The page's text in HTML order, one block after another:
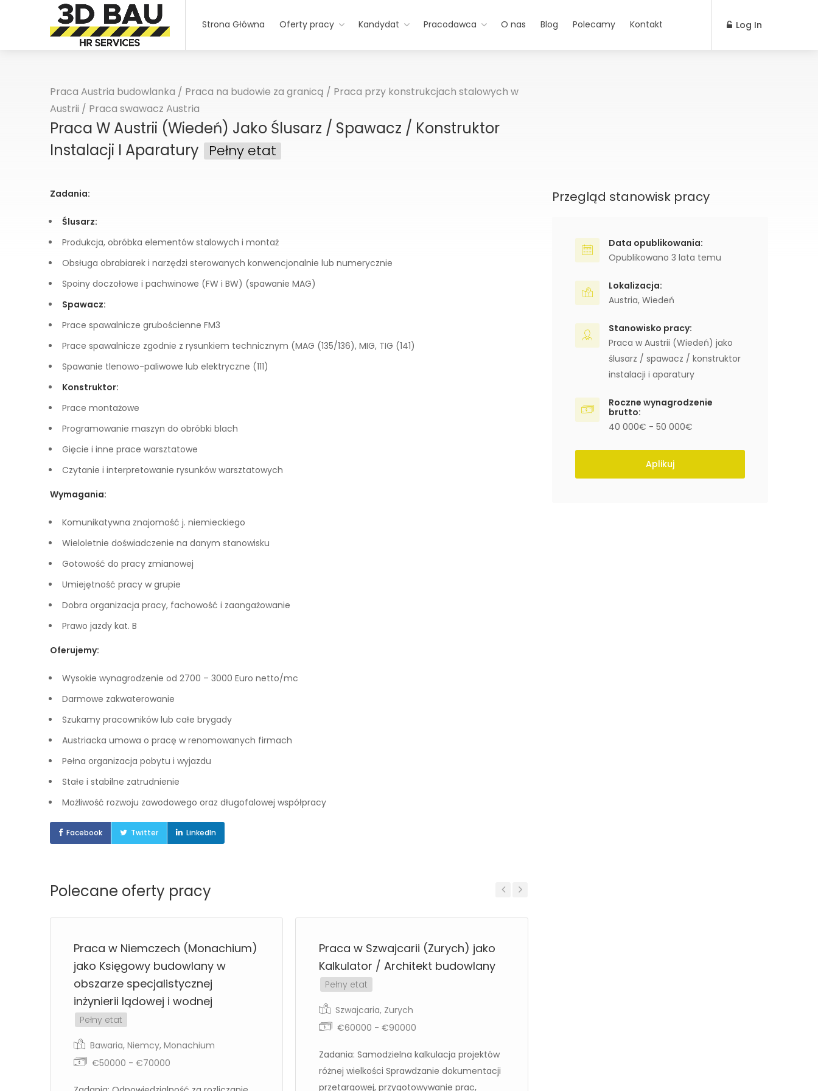
Strona Główna Oferty pracy Kandydat Pracodawca O nas Blog Polecamy Kontakt Log In
Praca Austria budowlanka / Praca na budowie za granicą / Praca przy konstrukcjach stalowych w
Austrii / Praca swawacz Austria
Praca W Austrii (Wiedeń) Jako Ślusarz / Spawacz / Konstruktor
Instalacji I Aparatury
Pełny etat
Zadania:
Ślusarz:
Produkcja, obróbka elementów stalowych i montaż
Obsługa obrabiarek i narzędzi sterowanych konwencjonalnie lub numerycznie
Spoiny doczołowe i pachwinowe (FW i BW) (spawanie MAG)
Spawacz:
Prace spawalnicze grubościenne FM3
Prace spawalnicze zgodnie z rysunkiem technicznym (MAG (135/136), MIG, TIG (141)
Spawanie tlenowo-paliwowe lub elektryczne (111)
Konstruktor:
Prace montażowe
Programowanie maszyn do obróbki blach
Gięcie i inne prace warsztatowe
Czytanie i interpretowanie rysunków warsztatowych
Wymagania:
Komunikatywna znajomość j. niemieckiego
Wieloletnie doświadczenie na danym stanowisku
Gotowość do pracy zmianowej
Umiejętność pracy w grupie
Dobra organizacja pracy, fachowość i zaangażowanie
Prawo jazdy kat. B
Oferujemy:
Wysokie wynagrodzenie od 2700 – 3000 Euro netto/mc
Darmowe zakwaterowanie
Szukamy pracowników lub całe brygady
Austriacka umowa o pracę w renomowanych firmach
Pełna organizacja pobytu i wyjazdu
Stałe i stabilne zatrudnienie
Możliwość rozwoju zawodowego oraz długofalowej współpracy
Facebook Twitter LinkedIn
Polecane oferty pracy
Praca w Niemczech (Monachium)
jako Księgowy budowlany w
obszarze specjalistycznej
inżynierii lądowej i wodnej
Pełny etat
Bawaria, Niemcy, Monachium
€50000 - €70000
Praca w Szwajcarii (Zurych) jako
Kalkulator / Architekt budowlany
Pełny etat
Szwajcaria, Zurych
€60000 - €90000
Zadania: Samodzielna kalkulacja projektów
różnej wielkości Sprawdzanie dokumentacji
przetargowej, przygotowywanie prac,
Przegląd stanowisk pracy
Data opublikowania:
Opublikowano 3 lata temu
Lokalizacja:
Austria, Wiedeń
Stanowisko pracy:
Praca w Austrii (Wiedeń) jako
ślusarz / spawacz / konstruktor
instalacji i aparatury
Roczne wynagrodzenie
brutto:
40 000€ - 50 000€
Aplikuj